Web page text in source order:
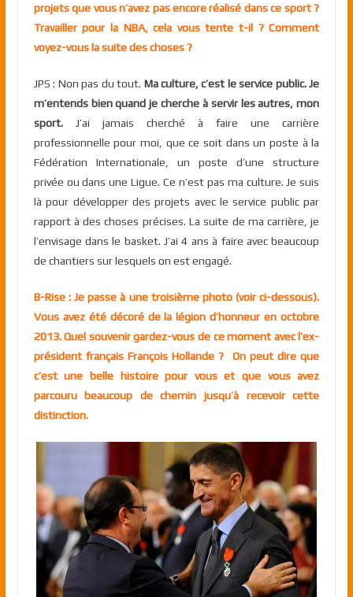
projets que vous n’avez pas encore réalisé dans ce sport ?
Travailler pour la NBA, cela vous tente t-il ? Comment
voyez-vous la suite des choses ?
JPS : Non pas du tout. Ma culture, c’est le service public. Je
m’entends bien quand je cherche à servir les autres, mon
sport.J’ai jamais cherché à faire une carrière
professionnelle pour moi, que ce soit dans un poste à la
Fédération Internationale, un poste d’une structure
privée ou dans une Ligue. Ce n’est pas ma culture. Je suis
là pour développer des projets avec le service public par
rapport à des choses précises. La suite de ma carrière, je
l’envisage dans le basket. J’ai 4 ans à faire avec beaucoup
de chantiers sur lesquels on est engagé.
B-Rise : Je passe à une troisième photo (voir ci-dessous).
Vous avez été décoré de la légion d’honneur en octobre
2013. Quel souvenir gardez-vous de ce moment avec l’ex-
président français François Hollande ? On peut dire que
c’est une belle histoire pour vous et que vous avez
parcouru beaucoup de chemin jusqu’à recevoir cette
distinction.